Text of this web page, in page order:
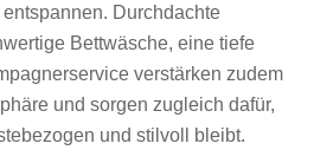
Durchdachte
Bettwäsche, eine tiefe
verstärken zudem
und sorgen zugleich dafür,
und stilvoll bleibt.